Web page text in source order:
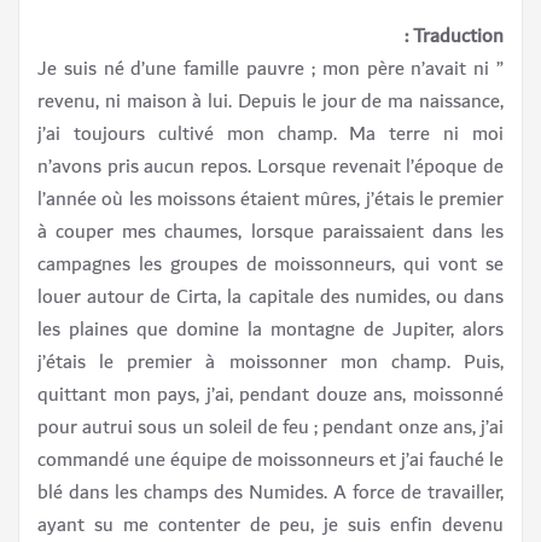
Traduction :
” Je suis né d’une famille pauvre ; mon père n’avait ni
revenu, ni maison à lui. Depuis le jour de ma naissance,
j’ai toujours cultivé mon champ. Ma terre ni moi
n’avons pris aucun repos. Lorsque revenait l’époque de
l’année où les moissons étaient mûres, j’étais le premier
à couper mes chaumes, lorsque paraissaient dans les
campagnes les groupes de moissonneurs, qui vont se
louer autour de Cirta, la capitale des numides, ou dans
les plaines que domine la montagne de Jupiter, alors
j’étais le premier à moissonner mon champ. Puis,
quittant mon pays, j’ai, pendant douze ans, moissonné
pour autrui sous un soleil de feu ; pendant onze ans, j’ai
commandé une équipe de moissonneurs et j’ai fauché le
blé dans les champs des Numides. A force de travailler,
ayant su me contenter de peu, je suis enfin devenu